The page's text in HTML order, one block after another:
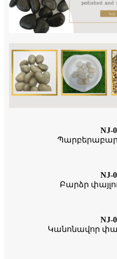
NJ-
Պարբերաբար
NJ-
Բարձր
NJ-
Կանոնավոր